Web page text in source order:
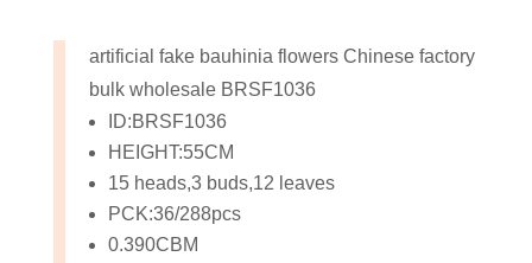
artificial fake bauhinia flowers Chinese factory
bulk wholesale BRSF1036
ID:BRSF1036
HEIGHT:55CM
15 heads,3 buds,12 leaves
PCK:36/288pcs
0.390CBM